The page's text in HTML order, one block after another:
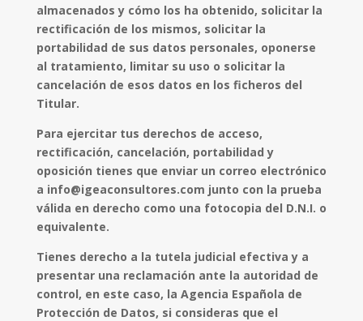
almacenados y cómo los ha obtenido, solicitar la
rectificación de los mismos, solicitar la
portabilidad de sus datos personales, oponerse
al tratamiento, limitar su uso o solicitar la
cancelación de esos datos en los ficheros del
Titular.
Para ejercitar tus derechos de acceso,
rectificación, cancelación, portabilidad y
oposición tienes que enviar un correo electrónico
a info@igeaconsultores.com junto con la prueba
válida en derecho como una fotocopia del D.N.I. o
equivalente.
Tienes derecho a la tutela judicial efectiva y a
presentar una reclamación ante la autoridad de
control, en este caso, la Agencia Española de
Protección de Datos, si consideras que el